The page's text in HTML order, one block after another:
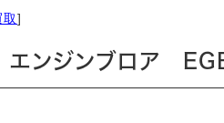
]
ンジンブロア